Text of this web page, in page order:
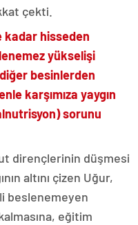
çekti.
kadar hisseden
yükselişi
besinlerden
karşımıza yaygın
sorunu
dirençlerinin düşmesi
altını çizen Uğur,
beslenemeyen
eğitim